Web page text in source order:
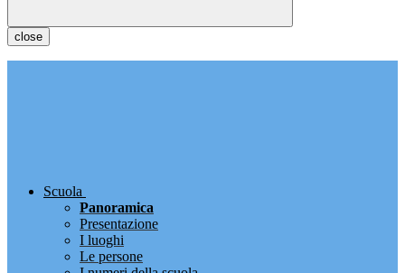
close
Scuola
Panoramica
Presentazione
I luoghi
Le persone